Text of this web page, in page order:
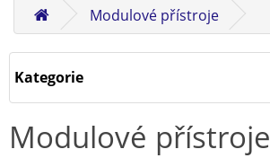
Modulové přístroje
Kategorie
Modulové přístroje